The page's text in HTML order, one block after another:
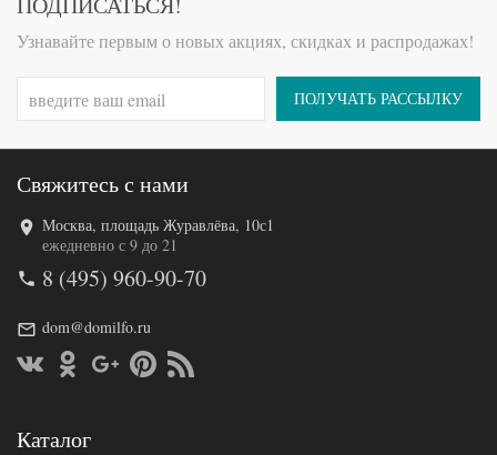
Размер
наволочек
(Китай)
Код товара
575-889
Ткань
Микросатин
пододеяльника
Размер
простыни
220х245
Производитель
Узнавайте первым о новых акциях, скидках и распродажах!
ПОЛУЧАТЬ РАССЫЛКУ
Свяжитесь с нами
Москва, площадь Журавлёва, 10с1
ежедневно с 9 до 21
8 (495) 960-90-70
dom@domilfo.ru
Каталог